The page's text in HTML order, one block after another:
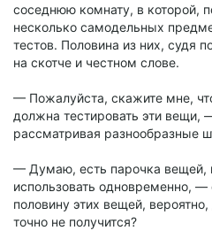
соседнюю комнату, в которой,
несколько самодельных
тестов. Половина из них, судя
на скотче и честном слове.
— Пожалуйста, скажите мне,
должна тестировать эти вещи,
рассматривая разнообразные
— Думаю, есть парочка
использовать одновременно,
половину этих вещей,
точно не получится?